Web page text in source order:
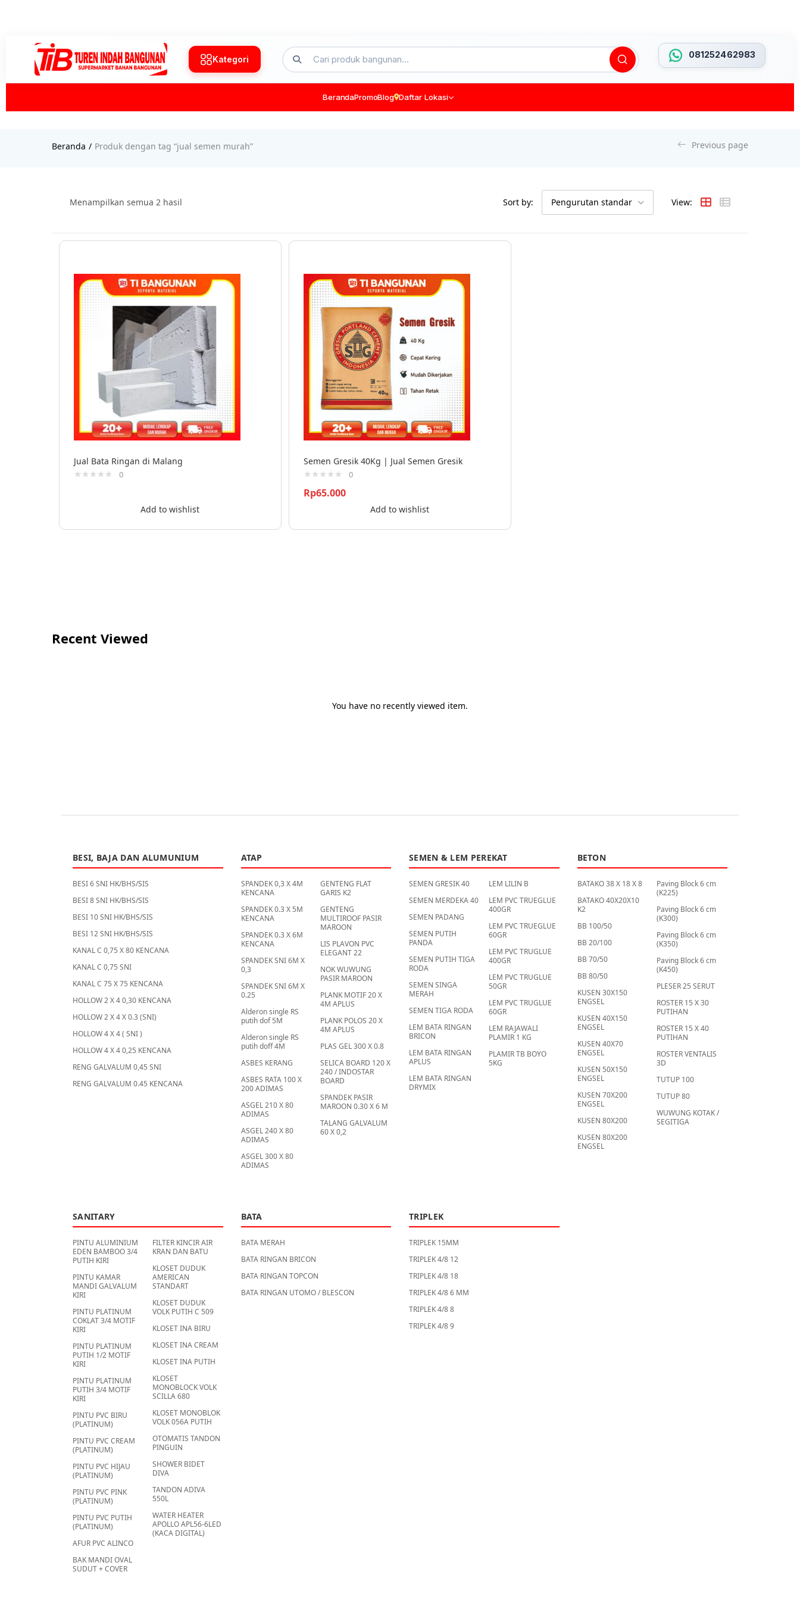
Kategori 081252462983
BerandaPromoBlog Daftar Lokasi
Beranda Produk dengan tag “jual semen murah” Previous page
Menampilkan semua 2 hasil Sort by: Pengurutan standar View:
Jual Bata Ringan di Malang
0
Add to wishlist
Semen Gresik 40Kg | Jual Semen Gresik
0
Rp65.000
Add to wishlist
Recent Viewed
You have no recently viewed item.
BESI, BAJA DAN ALUMUNIUM
BESI 6 SNI HK/BHS/SIS
BESI 8 SNI HK/BHS/SIS
BESI 10 SNI HK/BHS/SIS
BESI 12 SNI HK/BHS/SIS
KANAL C 0,75 X 80 KENCANA
KANAL C 0,75 SNI
KANAL C 75 X 75 KENCANA
HOLLOW 2 X 4 0,30 KENCANA
HOLLOW 2 X 4 X 0.3 (SNI)
HOLLOW 4 X 4 ( SNI )
HOLLOW 4 X 4 0,25 KENCANA
RENG GALVALUM 0,45 SNI
RENG GALVALUM 0.45 KENCANA
ATAP
SPANDEK 0,3 X 4M
KENCANA
SPANDEK 0.3 X 5M
KENCANA
SPANDEK 0.3 X 6M
KENCANA
SPANDEK SNI 6M X
0,3
SPANDEK SNI 6M X
0.25
Alderon single RS
putih dof 5M
Alderon single RS
putih doff 4M
ASBES KERANG
ASBES RATA 100 X
200 ADIMAS
ASGEL 210 X 80
ADIMAS
ASGEL 240 X 80
ADIMAS
ASGEL 300 X 80
ADIMAS
GENTENG FLAT
GARIS K2
GENTENG
MULTIROOF PASIR
MAROON
LIS PLAVON PVC
ELEGANT 22
NOK WUWUNG
PASIR MAROON
PLANK MOTIF 20 X
4M APLUS
PLANK POLOS 20 X
4M APLUS
PLAS GEL 300 X 0.8
SELICA BOARD 120 X
240 / INDOSTAR
BOARD
SPANDEK PASIR
MAROON 0.30 X 6 M
TALANG GALVALUM
60 X 0,2
SEMEN & LEM PEREKAT
SEMEN GRESIK 40
SEMEN MERDEKA 40
SEMEN PADANG
SEMEN PUTIH
PANDA
SEMEN PUTIH TIGA
RODA
SEMEN SINGA
MERAH
SEMEN TIGA RODA
LEM BATA RINGAN
BRICON
LEM BATA RINGAN
APLUS
LEM BATA RINGAN
DRYMIX
LEM LILIN B
LEM PVC TRUEGLUE
400GR
LEM PVC TRUEGLUE
60GR
LEM PVC TRUGLUE
400GR
LEM PVC TRUGLUE
50GR
LEM PVC TRUGLUE
60GR
LEM RAJAWALI
PLAMIR 1 KG
PLAMIR TB BOYO
5KG
BETON
BATAKO 38 X 18 X 8
BATAKO 40X20X10
K2
BB 100/50
BB 20/100
BB 70/50
BB 80/50
KUSEN 30X150
ENGSEL
KUSEN 40X150
ENGSEL
KUSEN 40X70
ENGSEL
KUSEN 50X150
ENGSEL
KUSEN 70X200
ENGSEL
KUSEN 80X200
KUSEN 80X200
ENGSEL
Paving Block 6 cm
(K225)
Paving Block 6 cm
(K300)
Paving Block 6 cm
(K350)
Paving Block 6 cm
(K450)
PLESER 25 SERUT
ROSTER 15 X 30
PUTIHAN
ROSTER 15 X 40
PUTIHAN
ROSTER VENTALIS
3D
TUTUP 100
TUTUP 80
WUWUNG KOTAK /
SEGITIGA
SANITARY
PINTU ALUMINIUM
EDEN BAMBOO 3/4
PUTIH KIRI
PINTU KAMAR
MANDI GALVALUM
KIRI
PINTU PLATINUM
COKLAT 3/4 MOTIF
KIRI
PINTU PLATINUM
PUTIH 1/2 MOTIF
KIRI
PINTU PLATINUM
PUTIH 3/4 MOTIF
KIRI
PINTU PVC BIRU
(PLATINUM)
PINTU PVC CREAM
(PLATINUM)
PINTU PVC HIJAU
(PLATINUM)
PINTU PVC PINK
(PLATINUM)
PINTU PVC PUTIH
(PLATINUM)
AFUR PVC ALINCO
BAK MANDI OVAL
SUDUT + COVER
FILTER KINCIR AIR
KRAN DAN BATU
KLOSET DUDUK
AMERICAN
STANDART
KLOSET DUDUK
VOLK PUTIH C 509
KLOSET INA BIRU
KLOSET INA CREAM
KLOSET INA PUTIH
KLOSET
MONOBLOCK VOLK
SCILLA 680
KLOSET MONOBLOK
VOLK 056A PUTIH
OTOMATIS TANDON
PINGUIN
SHOWER BIDET
DIVA
TANDON ADIVA
550L
WATER HEATER
APOLLO APL56-6LED
(KACA DIGITAL)
BATA
BATA MERAH
BATA RINGAN BRICON
BATA RINGAN TOPCON
BATA RINGAN UTOMO / BLESCON
TRIPLEK
TRIPLEK 15MM
TRIPLEK 4/8 12
TRIPLEK 4/8 18
TRIPLEK 4/8 6 MM
TRIPLEK 4/8 8
TRIPLEK 4/8 9